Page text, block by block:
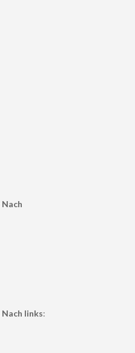
Nach
Nach links: